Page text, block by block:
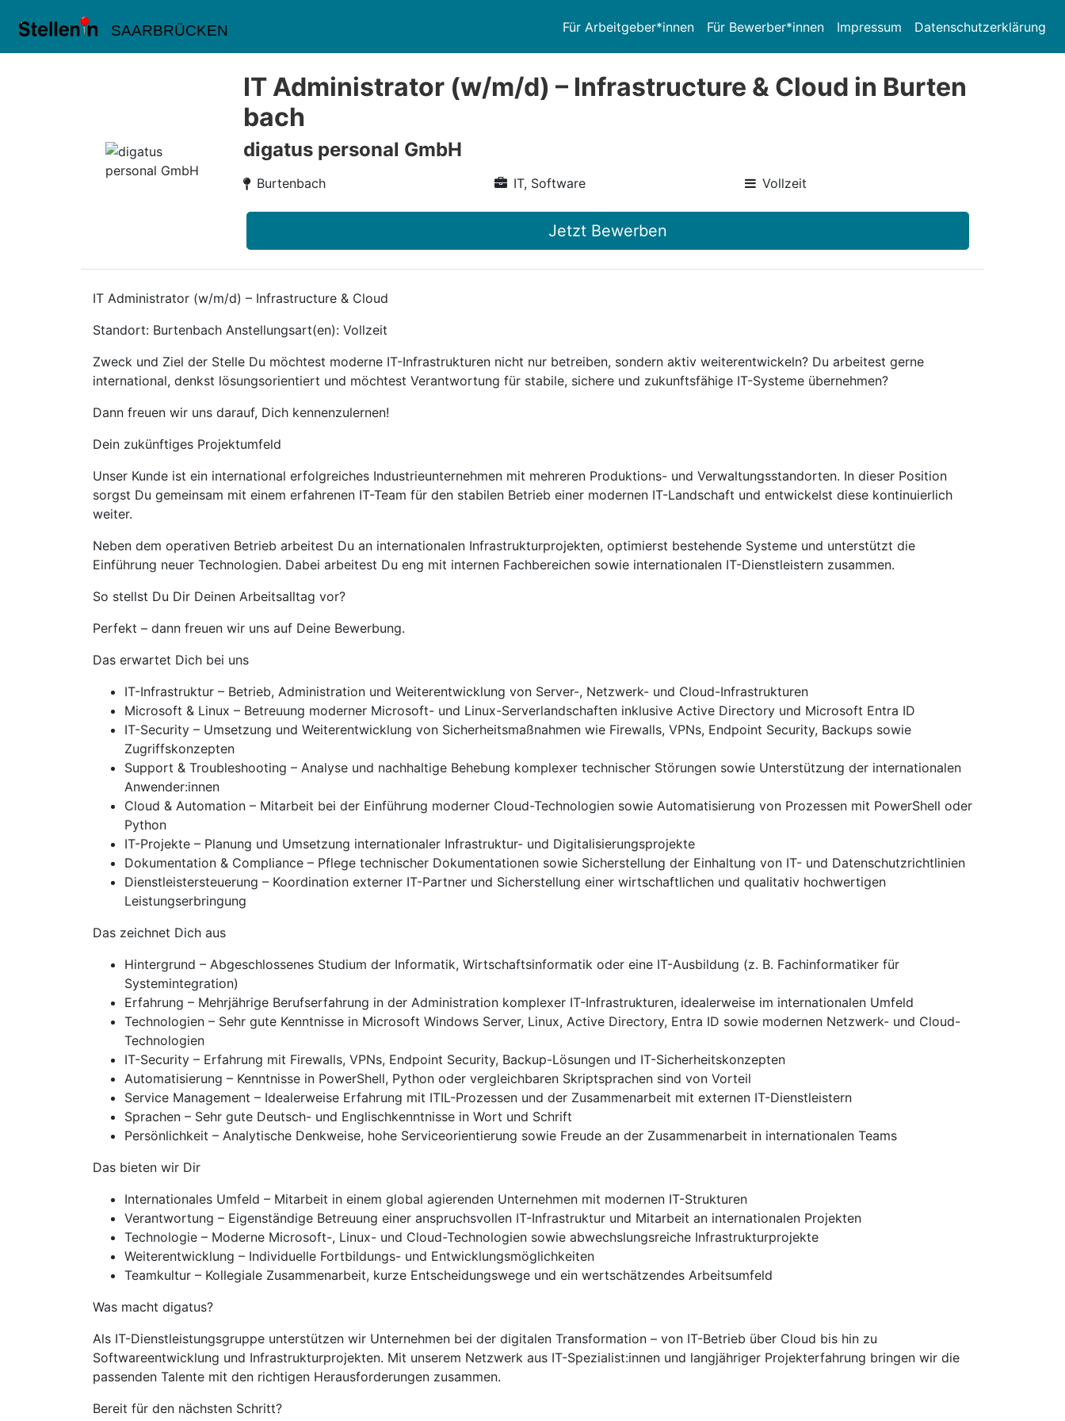
SAARBRÜCKEN Für Arbeitgeber*innen Für Bewerber*innen Impressum Datenschutzerklärung
IT Administrator (w/m/d) – Infrastructure & Cloud in Burten
bach
digatus personal GmbH
Burtenbach IT, Software Vollzeit
Jetzt Bewerben
IT Administrator (w/m/d) – Infrastructure & Cloud
Standort: Burtenbach Anstellungsart(en): Vollzeit
Zweck und Ziel der Stelle Du möchtest moderne IT-Infrastrukturen nicht nur betreiben, sondern aktiv weiterentwickeln? Du arbeitest gerne
international, denkst lösungsorientiert und möchtest Verantwortung für stabile, sichere und zukunftsfähige IT-Systeme übernehmen?
Dann freuen wir uns darauf, Dich kennenzulernen!
Dein zukünftiges Projektumfeld
Unser Kunde ist ein international erfolgreiches Industrieunternehmen mit mehreren Produktions- und Verwaltungsstandorten. In dieser Position
sorgst Du gemeinsam mit einem erfahrenen IT-Team für den stabilen Betrieb einer modernen IT-Landschaft und entwickelst diese kontinuierlich
weiter.
Neben dem operativen Betrieb arbeitest Du an internationalen Infrastrukturprojekten, optimierst bestehende Systeme und unterstützt die
Einführung neuer Technologien. Dabei arbeitest Du eng mit internen Fachbereichen sowie internationalen IT-Dienstleistern zusammen.
So stellst Du Dir Deinen Arbeitsalltag vor?
Perfekt – dann freuen wir uns auf Deine Bewerbung.
Das erwartet Dich bei uns
IT-Infrastruktur – Betrieb, Administration und Weiterentwicklung von Server-, Netzwerk- und Cloud-Infrastrukturen
Microsoft & Linux – Betreuung moderner Microsoft- und Linux-Serverlandschaften inklusive Active Directory und Microsoft Entra ID
IT-Security – Umsetzung und Weiterentwicklung von Sicherheitsmaßnahmen wie Firewalls, VPNs, Endpoint Security, Backups sowie
Zugriffskonzepten
Support & Troubleshooting – Analyse und nachhaltige Behebung komplexer technischer Störungen sowie Unterstützung der internationalen
Anwender:innen
Cloud & Automation – Mitarbeit bei der Einführung moderner Cloud-Technologien sowie Automatisierung von Prozessen mit PowerShell oder
Python
IT-Projekte – Planung und Umsetzung internationaler Infrastruktur- und Digitalisierungsprojekte
Dokumentation & Compliance – Pflege technischer Dokumentationen sowie Sicherstellung der Einhaltung von IT- und Datenschutzrichtlinien
Dienstleistersteuerung – Koordination externer IT-Partner und Sicherstellung einer wirtschaftlichen und qualitativ hochwertigen
Leistungserbringung
Das zeichnet Dich aus
Hintergrund – Abgeschlossenes Studium der Informatik, Wirtschaftsinformatik oder eine IT-Ausbildung (z. B. Fachinformatiker für
Systemintegration)
Erfahrung – Mehrjährige Berufserfahrung in der Administration komplexer IT-Infrastrukturen, idealerweise im internationalen Umfeld
Technologien – Sehr gute Kenntnisse in Microsoft Windows Server, Linux, Active Directory, Entra ID sowie modernen Netzwerk- und Cloud-
Technologien
IT-Security – Erfahrung mit Firewalls, VPNs, Endpoint Security, Backup-Lösungen und IT-Sicherheitskonzepten
Automatisierung – Kenntnisse in PowerShell, Python oder vergleichbaren Skriptsprachen sind von Vorteil
Service Management – Idealerweise Erfahrung mit ITIL-Prozessen und der Zusammenarbeit mit externen IT-Dienstleistern
Sprachen – Sehr gute Deutsch- und Englischkenntnisse in Wort und Schrift
Persönlichkeit – Analytische Denkweise, hohe Serviceorientierung sowie Freude an der Zusammenarbeit in internationalen Teams
Das bieten wir Dir
Internationales Umfeld – Mitarbeit in einem global agierenden Unternehmen mit modernen IT-Strukturen
Verantwortung – Eigenständige Betreuung einer anspruchsvollen IT-Infrastruktur und Mitarbeit an internationalen Projekten
Technologie – Moderne Microsoft-, Linux- und Cloud-Technologien sowie abwechslungsreiche Infrastrukturprojekte
Weiterentwicklung – Individuelle Fortbildungs- und Entwicklungsmöglichkeiten
Teamkultur – Kollegiale Zusammenarbeit, kurze Entscheidungswege und ein wertschätzendes Arbeitsumfeld
Was macht digatus?
Als IT-Dienstleistungsgruppe unterstützen wir Unternehmen bei der digitalen Transformation – von IT-Betrieb über Cloud bis hin zu
Softwareentwicklung und Infrastrukturprojekten. Mit unserem Netzwerk aus IT-Spezialist:innen und langjähriger Projekterfahrung bringen wir die
passenden Talente mit den richtigen Herausforderungen zusammen.
Bereit für den nächsten Schritt?